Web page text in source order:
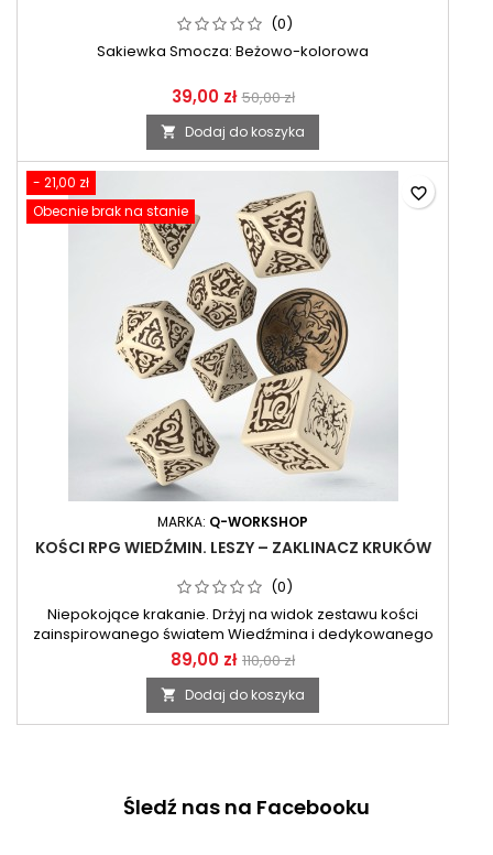
(0)
Sakiewka Smocza: Beżowo-kolorowa
39,00 zł 50,00 zł
 Dodaj do koszyka
- 21,00 zł
Obecnie brak na stanie
MARKA: Q-WORKSHOP
KOŚCI RPG WIEDŹMIN. LESZY – ZAKLINACZ KRUKÓW
(0)
Niepokojące krakanie. Drżyj na widok zestawu kości
zainspirowanego światem Wiedźmina i dedykowanego
leszemu — potworowi mającemu na swych usługach
stada kruków.
89,00 zł 110,00 zł
 Dodaj do koszyka
favorite_border
Śledź nas na Facebooku